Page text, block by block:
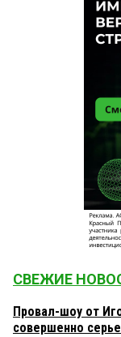
СВЕЖИЕ
Провал-шоу от
совершенно